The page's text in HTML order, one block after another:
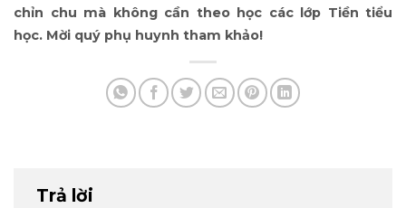
chỉn chu mà không cần theo học các lớp Tiền tiểu
học. Mời quý phụ huynh tham khảo!
Trả lời